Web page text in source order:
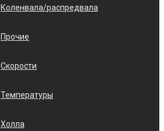
Коленвала/распредвала
Прочие
Скорости
Температуры
Холла